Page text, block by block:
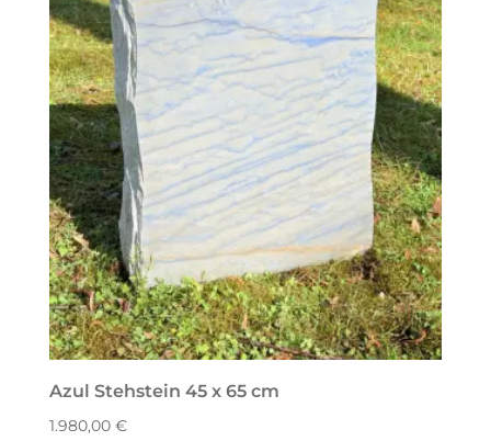
Azul Stehstein 45 x 65 cm
1.980,00 €